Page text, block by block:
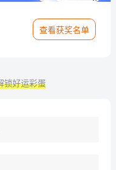
查看获奖名单
锁好运彩蛋